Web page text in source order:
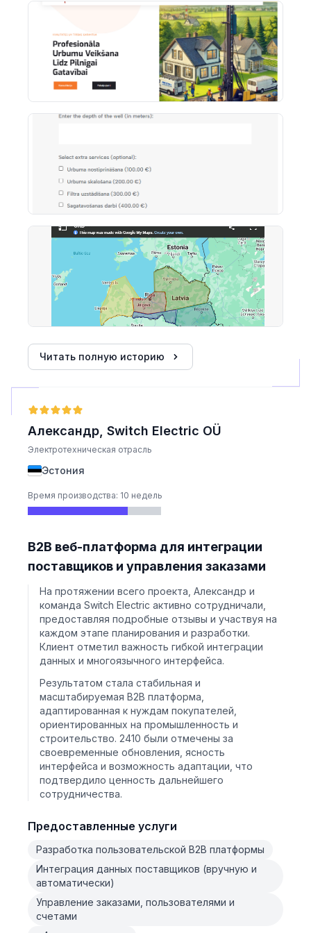
могла самостоятельно управлять содержимым
сайта. Итоговый результат – высокоэффективный
многоязычный сайт, отражающий качество URB и
превращающий посещения в запросы.
Читать полную историю
Александр, Switch Electric OÜ
Электротехническая отрасль
Эстония
Время производства: 10 недель
B2B веб-платформа для интеграции
поставщиков и управления заказами
На протяжении всего проекта, Александр и
команда Switch Electric активно сотрудничали,
предоставляя подробные отзывы и участвуя на
каждом этапе планирования и разработки.
Клиент отметил важность гибкой интеграции
данных и многоязычного интерфейса.
Результатом стала стабильная и
масштабируемая B2B платформа,
адаптированная к нуждам покупателей,
ориентированных на промышленность и
строительство. 2410 были отмечены за
своевременные обновления, ясность
интерфейса и возможность адаптации, что
подтвердило ценность дальнейшего
сотрудничества.
Предоставленные услуги
Разработка пользовательской B2B платформы
Интеграция данных поставщиков (вручную и
автоматически)
Управление заказами, пользователями и
счетами